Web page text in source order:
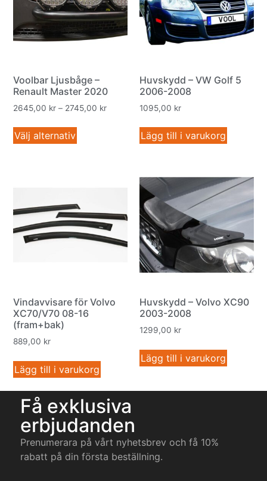
Voolbar Ljusbåge –
Renault Master 2020
2645,00 kr – 2745,00 kr
Välj alternativ
Huvskydd – VW Golf 5
2006-2008
1095,00 kr
Lägg till i varukorg
Vindavvisare för Volvo
XC70/V70 08-16
(fram+bak)
889,00 kr
Lägg till i varukorg
Huvskydd – Volvo XC90
2003-2008
1299,00 kr
Lägg till i varukorg
Få exklusiva
erbjudanden
Prenumerara på vårt nyhetsbrev och få 10%
rabatt på din första beställning.